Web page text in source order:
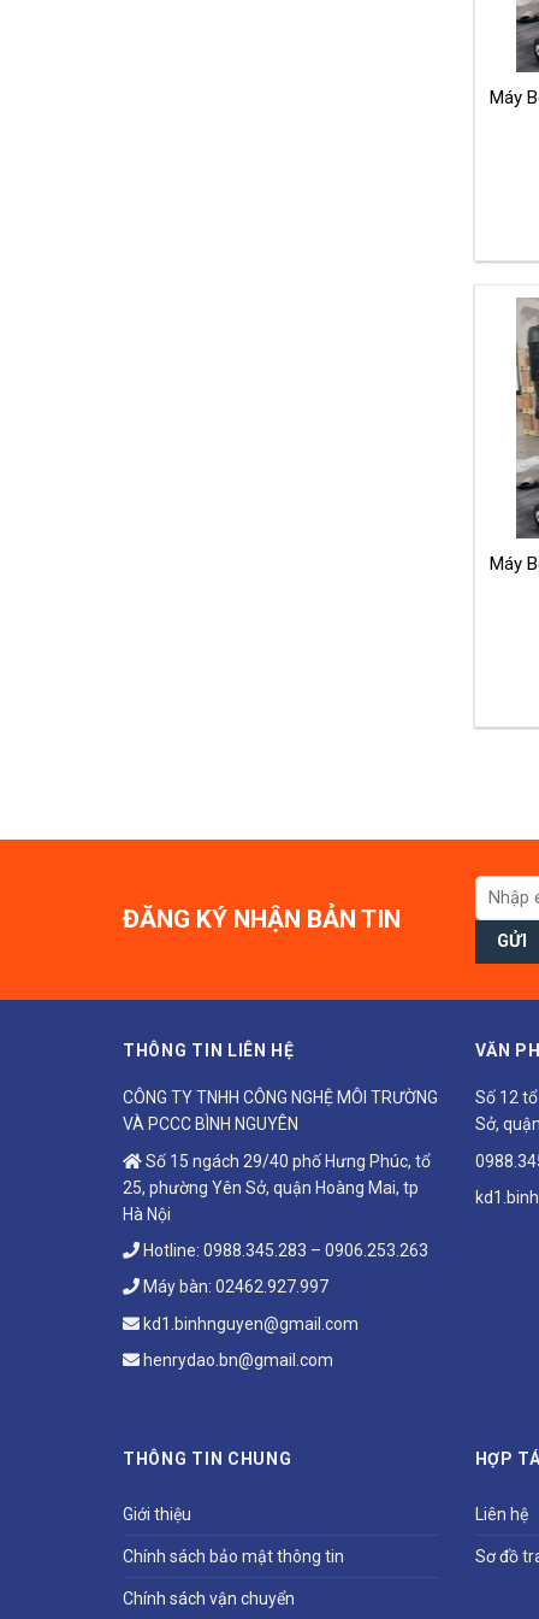
Máy
Máy
ĐĂNG KÝ NHẬN BẢN TIN
THÔNG TIN LIÊN HỆ
CÔNG TY TNHH CÔNG NGHỆ MÔI TRƯỜNG
VÀ PCCC BÌNH NGUYÊN
Số 15 ngách 29/40 phố Hưng Phúc, tổ
25, phường Yên Sở, quận Hoàng Mai, tp
Hà Nội
Hotline: 0988.345.283 – 0906.253.263
Máy bàn: 02462.927.997
kd1.binhnguyen@gmail.com
henrydao.bn@gmail.com
VĂN
Số 12
Sở,
THÔNG TIN CHUNG
Giới thiệu
Chính sách bảo mật thông tin
Chính sách vận chuyển
HỢP
Liên hệ
Sơ đồ